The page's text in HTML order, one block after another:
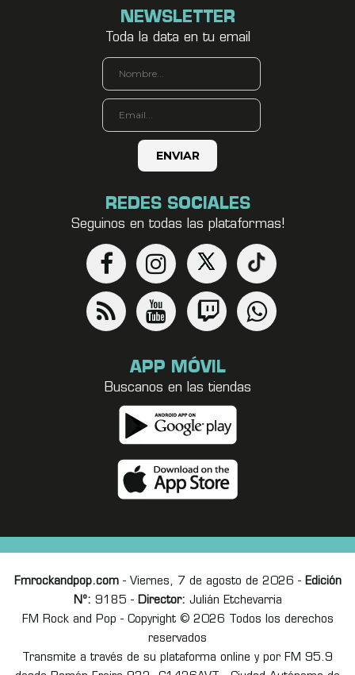
NEWSLETTER
Toda la data en tu email
REDES SOCIALES
Seguinos en todas las plataformas!
APP MÓVIL
Buscanos en las tiendas
Fmrockandpop.com- Viernes, 7 de agosto de 2026 - Edición
Nº: 9185 - Director: Julián Etchevarria
FM Rock and Pop - Copyright © 2026 Todos los derechos
reservados
Transmite a través de su plataforma online y por FM 95.9